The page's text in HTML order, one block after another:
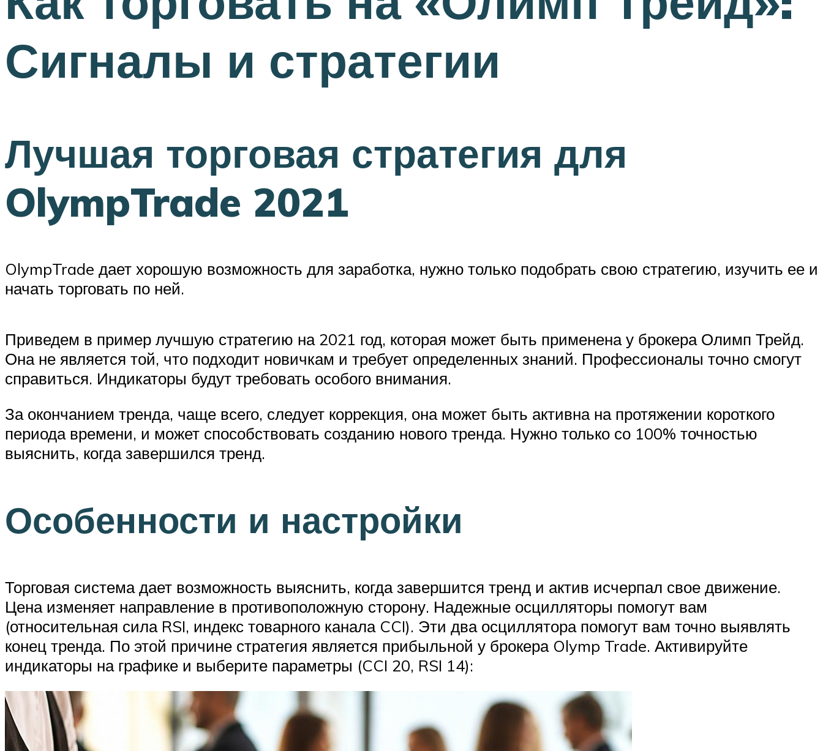
Сигналы и стратегии
Лучшая торговая стратегия для
OlympTrade 2021
OlympTrade дает хорошую возможность для заработка, нужно только подобрать свою стратегию, изучить ее и
начать торговать по ней.
Приведем в пример лучшую стратегию на 2021 год, которая может быть применена у брокера Олимп Трейд.
Она не является той, что подходит новичкам и требует определенных знаний. Профессионалы точно смогут
справиться. Индикаторы будут требовать особого внимания.
За окончанием тренда, чаще всего, следует коррекция, она может быть активна на протяжении короткого
периода времени, и может способствовать созданию нового тренда. Нужно только со 100% точностью
выяснить, когда завершился тренд.
Особенности и настройки
Торговая система дает возможность выяснить, когда завершится тренд и актив исчерпал свое движение.
Цена изменяет направление в противоположную сторону. Надежные осцилляторы помогут вам
(относительная сила RSI, индекс товарного канала CCI). Эти два осциллятора помогут вам точно выявлять
конец тренда. По этой причине стратегия является прибыльной у брокера Olymp Trade. Активируйте
индикаторы на графике и выберите параметры (CCI 20, RSI 14):